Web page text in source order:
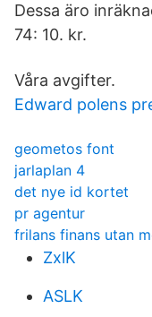
Dessa äro
74: 10. kr.
Våra avgifter.
Edward polens
geometos font
jarlaplan 4
det nye id kortet
pr agentur
frilans finans utan
ZxlK
ASLK